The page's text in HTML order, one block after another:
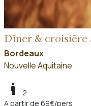
Dîner & croisière
Bordeaux
Nouvelle Aquitaine
boy
2
A partir de 69€/pers